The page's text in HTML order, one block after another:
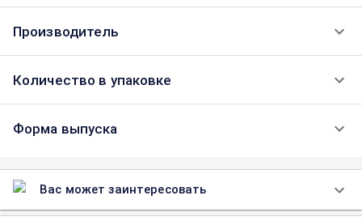
Производитель
Количество в упаковке
Форма выпуска
Вас может заинтересовать